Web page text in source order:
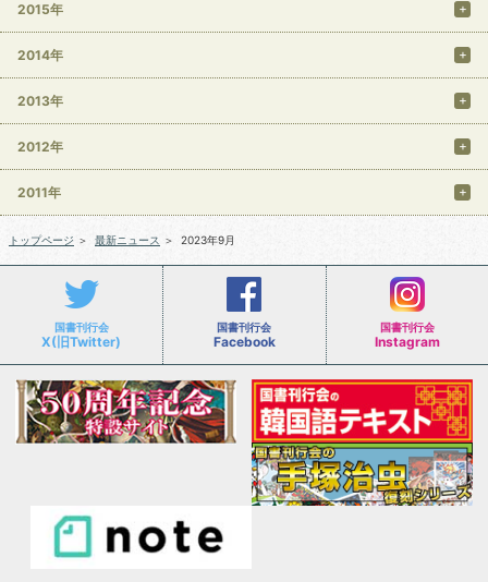
2015年
2014年
2013年
2012年
2011年
トップページ ＞ 最新ニュース ＞ 2023年9月
国書刊行会
X(旧Twitter)
国書刊行会
Facebook
国書刊行会
Instagram